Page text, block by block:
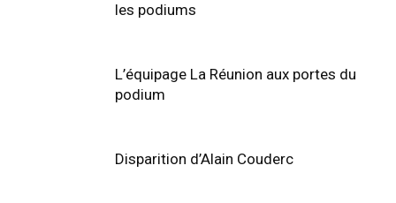
les podiums
L’équipage La Réunion aux portes du
podium
Disparition d’Alain Couderc